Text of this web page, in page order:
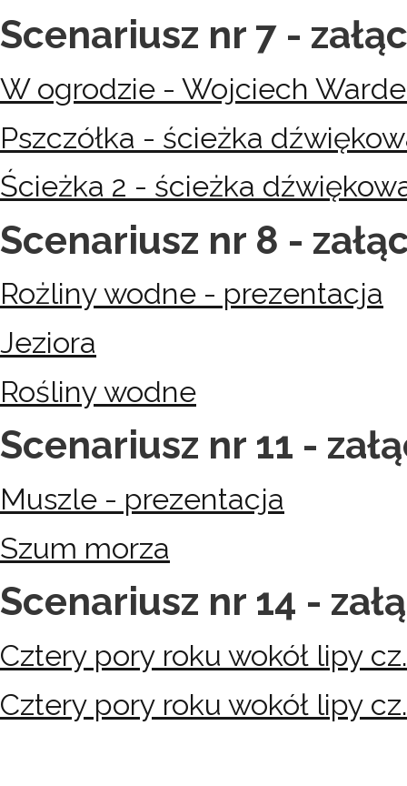
Scenariusz nr 7 -
W ogrodzie - Wojciech
Pszczółka - ścieżka
Ścieżka 2 - ścieżka
Scenariusz nr 8 -
Rożliny wodne - prezentacja
Jeziora
Rośliny wodne
Scenariusz nr 11 -
Muszle - prezentacja
Szum morza
Scenariusz nr 14 -
Cztery pory roku wokół lipy
Cztery pory roku wokół lipy